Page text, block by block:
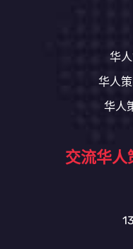
华
华人
华人
交流华人